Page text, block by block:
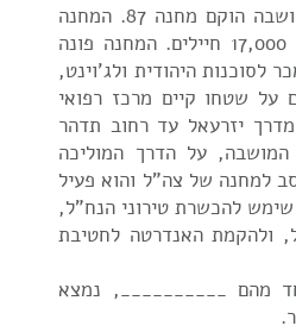
הערת בית הראשונים: בצפונה של המושבה הוקם מחנה 87. המחנה
החל לפעול בשנת 1941, ונועד להכיל כ- 17,000 חיילים. המחנה פונה
נמכר לסוכנות היהודית ולג'וינט,
על שטחו קיים מרכז רפואי
יזרעאל עד רחוב תדהר
על הדרך המוליכה
עארה, הוקם מחנה 80, שהוסב למחנה של צה"ל והוא פעיל
להכשרת טירוני הנח"ל,
ולהקמת האנדרטה לחטיבת
מהם __________, נמצא